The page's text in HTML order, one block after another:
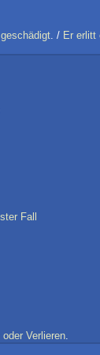
geschädigt. / Er erlitt
Fall
oder Verlieren.